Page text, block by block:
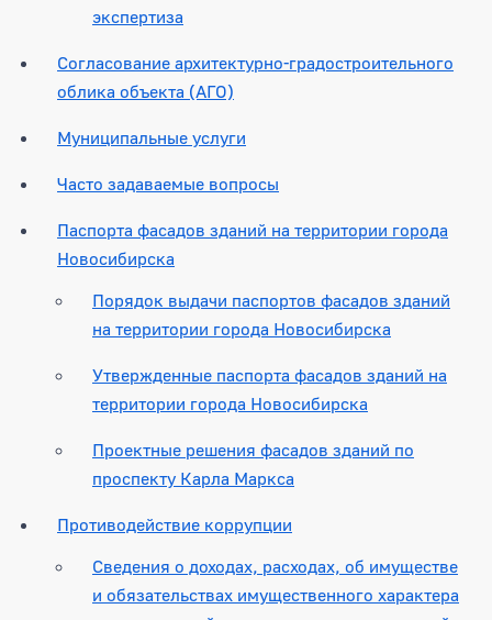
экспертиза
Согласование архитектурно-градостроительного
облика объекта (АГО)
Муниципальные услуги
Часто задаваемые вопросы
Паспорта фасадов зданий на территории города
Новосибирска
Порядок выдачи паспортов фасадов зданий
на территории города Новосибирска
Утвержденные паспорта фасадов зданий на
территории города Новосибирска
Проектные решения фасадов зданий по
проспекту Карла Маркса
Противодействие коррупции
Сведения о доходах, расходах, об имуществе
и обязательствах имущественного характера